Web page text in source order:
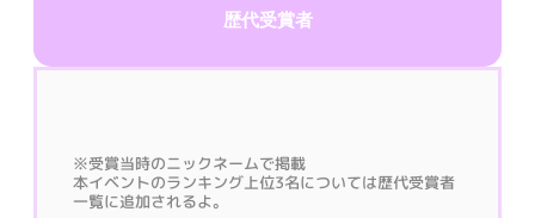
歴代受賞者​
※受賞当時のニックネームで掲載
本イベントのランキング上位3名については歴代受賞者
一覧に追加されるよ。